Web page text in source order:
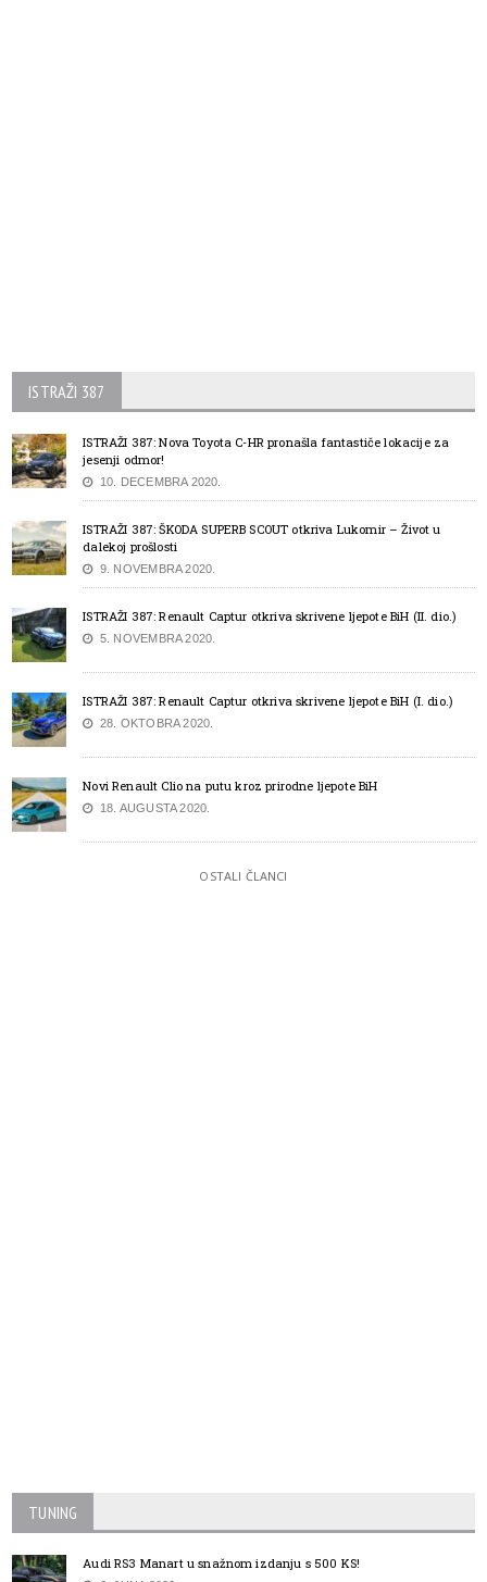
ISTRAŽI 387
ISTRAŽI 387: Nova Toyota C-HR pronašla fantastiče lokacije za
jesenji odmor!
10. DECEMBRA 2020.
ISTRAŽI 387: ŠKODA SUPERB SCOUT otkriva Lukomir – Život u
dalekoj prošlosti
9. NOVEMBRA 2020.
ISTRAŽI 387: Renault Captur otkriva skrivene ljepote BiH (II. dio.)
5. NOVEMBRA 2020.
ISTRAŽI 387: Renault Captur otkriva skrivene ljepote BiH (I. dio.)
28. OKTOBRA 2020.
Novi Renault Clio na putu kroz prirodne ljepote BiH
18. AUGUSTA 2020.
OSTALI ČLANCI
TUNING
Audi RS3 Manart u snažnom izdanju s 500 KS!